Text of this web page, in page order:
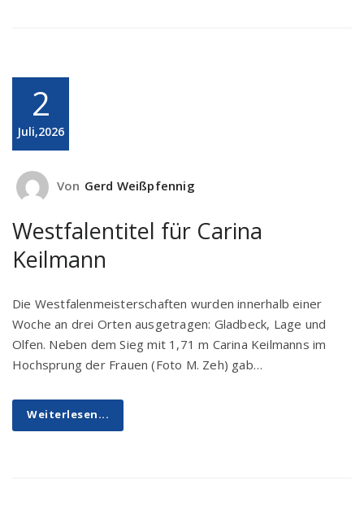
2
Juli,2026
Von Gerd Weißpfennig
Westfalentitel für Carina
Keilmann
Die Westfalenmeisterschaften wurden innerhalb einer
Woche an drei Orten ausgetragen: Gladbeck, Lage und
Olfen. Neben dem Sieg mit 1,71 m Carina Keilmanns im
Hochsprung der Frauen (Foto M. Zeh) gab…
Weiterlesen...